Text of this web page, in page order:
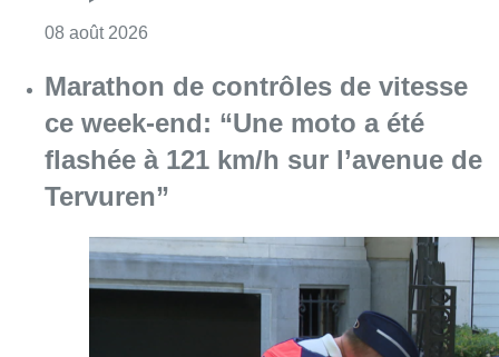
08 août 2026
Marathon de contrôles de vitesse
ce week-end: “Une moto a été
flashée à 121 km/h sur l’avenue de
Tervuren”